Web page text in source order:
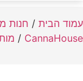
עמוד הבית / חנות
CannaHouse
/